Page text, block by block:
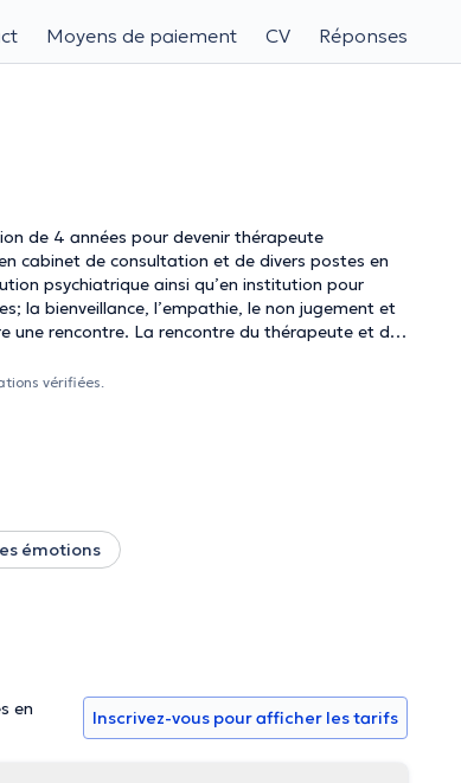
Moyens de paiement CV Réponses
de 4 années pour devenir thérapeute
cabinet de consultation et de divers postes en
psychiatrique ainsi qu’en institution pour
une rencontre. La rencontre du thérapeute et de
histoire. Mon rôle lors de ce voyage sera de
avec le sérieux qu’elles méritent, que vous
vérifiées.
émotions
en
Inscrivez-vous pour afficher les tarifs